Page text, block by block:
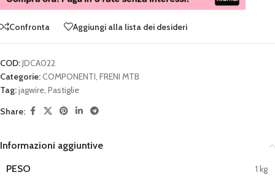
Confronta Aggiungi alla lista dei desideri
COD:JDCA022
Categorie:COMPONENTI, FRENI MTB
Tag:jagwire, Pastiglie
Share:
Informazioni aggiuntive
PESO
1 kg